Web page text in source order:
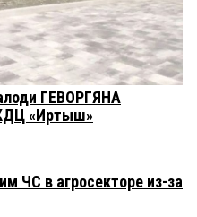
ГЕВОРГЯНА
«Иртыш»
ЧС в агросекторе из-за